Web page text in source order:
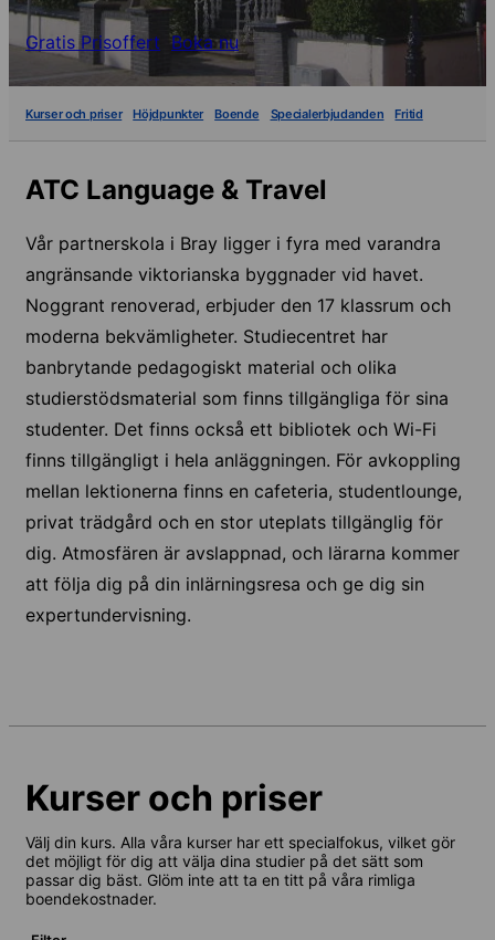
Gratis Prisoffert Boka nu
Kurser och priser Höjdpunkter Boende Specialerbjudanden Fritid
ATC Language & Travel
Vår partnerskola i Bray ligger i fyra med varandra
angränsande viktorianska byggnader vid havet.
Noggrant renoverad, erbjuder den 17 klassrum och
moderna bekvämligheter. Studiecentret har
banbrytande pedagogiskt material och olika
studierstödsmaterial som finns tillgängliga för sina
studenter. Det finns också ett bibliotek och Wi-Fi
finns tillgängligt i hela anläggningen. För avkoppling
mellan lektionerna finns en cafeteria, studentlounge,
privat trädgård och en stor uteplats tillgänglig för
dig. Atmosfären är avslappnad, och lärarna kommer
att följa dig på din inlärningsresa och ge dig sin
expertundervisning.
Kurser och priser
Välj din kurs. Alla våra kurser har ett specialfokus, vilket gör
det möjligt för dig att välja dina studier på det sätt som
passar dig bäst. Glöm inte att ta en titt på våra rimliga
boendekostnader.